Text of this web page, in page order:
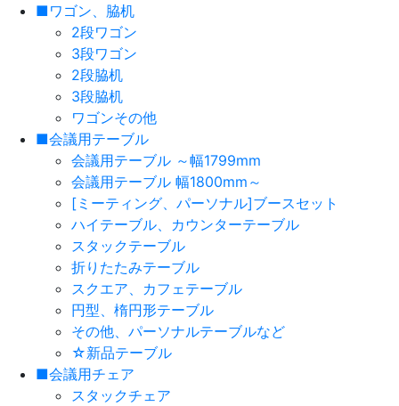
■ワゴン、脇机
2段ワゴン
3段ワゴン
2段脇机
3段脇机
ワゴンその他
■会議用テーブル
会議用テーブル ～幅1799mm
会議用テーブル 幅1800mm～
[ミーティング、パーソナル]ブースセット
ハイテーブル、カウンターテーブル
スタックテーブル
折りたたみテーブル
スクエア、カフェテーブル
円型、楕円形テーブル
その他、パーソナルテーブルなど
☆新品テーブル
■会議用チェア
スタックチェア